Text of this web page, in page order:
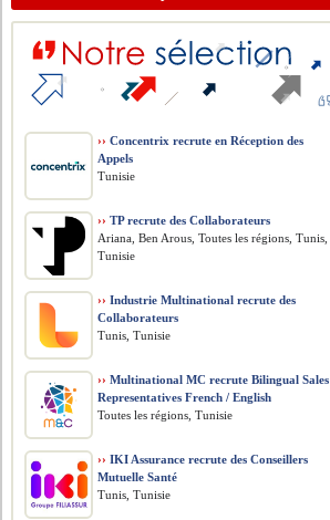
›› Concentrix recrute en Réception des
Appels
Tunisie
›› TP recrute des Collaborateurs
Ariana, Ben Arous, Toutes les régions, Tunis,
Tunisie
›› Industrie Multinational recrute des
Collaborateurs
Tunis, Tunisie
›› Multinational MC recrute Bilingual Sales
Representatives French / English
Toutes les régions, Tunisie
›› IKI Assurance recrute des Conseillers
Mutuelle Santé
Tunis, Tunisie